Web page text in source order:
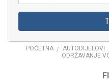
POČETNA / AUTODIJELOVI
ODRŽAVANJE